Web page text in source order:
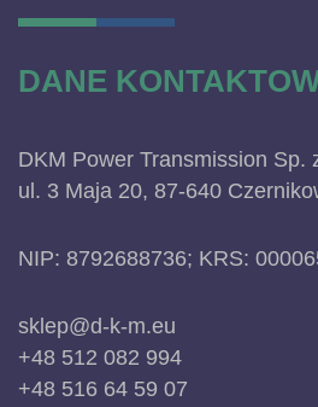
DANE
DKM Power Transmission Sp.
ul. 3 Maja 20, 87-640
NIP: 8792688736; KRS:
sklep@d-k-m.eu
+48 512 082 994
+48 516 64 59 07